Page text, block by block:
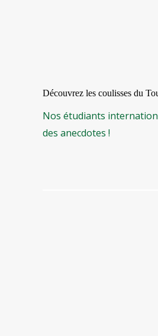
Découvrez les coulisses du
Nos étudiants
des anecdotes !